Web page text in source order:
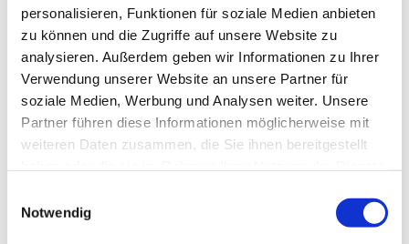
personalisieren, Funktionen für soziale Medien anbieten
zu können und die Zugriffe auf unsere Website zu
analysieren. Außerdem geben wir Informationen zu Ihrer
Verwendung unserer Website an unsere Partner für
soziale Medien, Werbung und Analysen weiter. Unsere
Partner führen diese Informationen möglicherweise mit
weiteren Daten zusammen, die Sie ihnen bereitgestellt
Notwendig
Dies könnte Sie auch